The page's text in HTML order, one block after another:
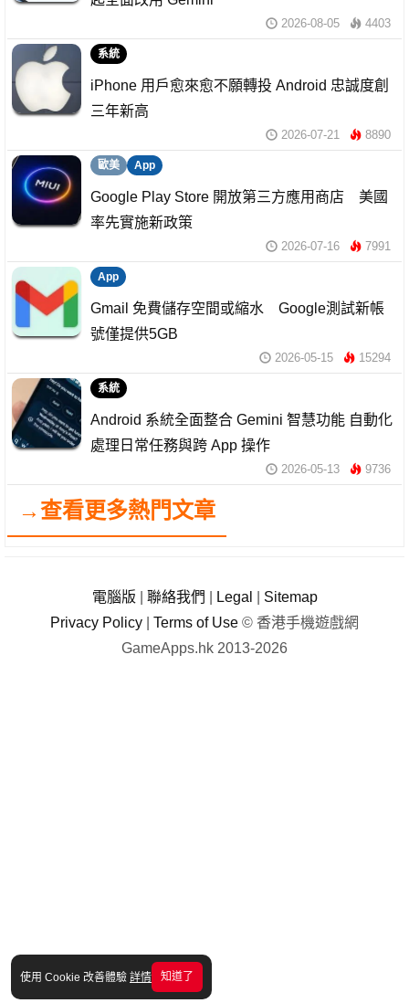
使用 Cookie 改善體驗 詳情 知道了
2026-08-05 4403
系統
iPhone 用戶愈來愈不願轉投 Android 忠誠度創
三年新高
2026-07-21 8890
歐美 App
Google Play Store 開放第三方應用商店 美國
率先實施新政策
2026-07-16 7991
App
Gmail 免費儲存空間或縮水 Google測試新帳
號僅提供5GB
2026-05-15 15294
系統
Android 系統全面整合 Gemini 智慧功能 自動化
處理日常任務與跨 App 操作
2026-05-13 9736
→查看更多熱門文章
電腦版 聯絡我們 Legal
Sitemap
Privacy Policy
Terms of Use © 香港手機遊戲網
GameApps.hk 2013-2026